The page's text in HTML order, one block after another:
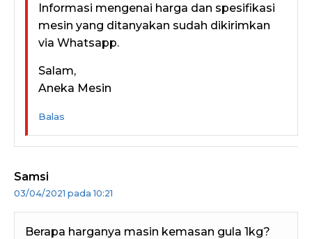
Informasi mengenai harga dan spesifikasi
mesin yang ditanyakan sudah dikirimkan
via Whatsapp.
Salam,
Aneka Mesin
Balas
Samsi
03/04/2021 pada 10:21
Berapa harganya masin kemasan gula 1kg?